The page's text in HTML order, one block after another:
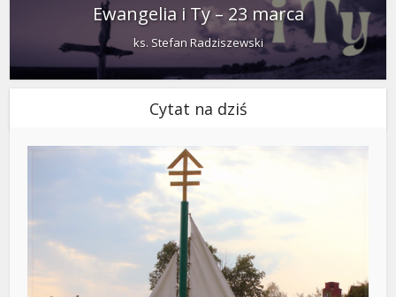
Ewangelia i Ty – 23 marca
ks. Stefan Radziszewski
Cytat na dziś